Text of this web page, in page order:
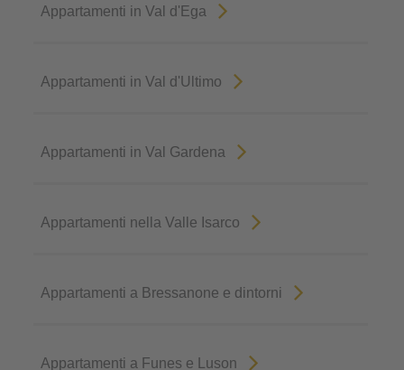
Appartamenti in Val d'Ega
Appartamenti in Val d'Ultimo
Appartamenti in Val Gardena
Appartamenti nella Valle Isarco
Appartamenti a Bressanone e dintorni
Appartamenti a Funes e Luson